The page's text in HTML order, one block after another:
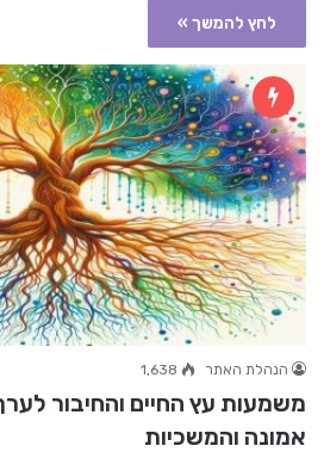
לחץ להמשך »
הנהלת האתר 1,638
משמעות עץ החיים והחיבור
אמונה והמשכיות